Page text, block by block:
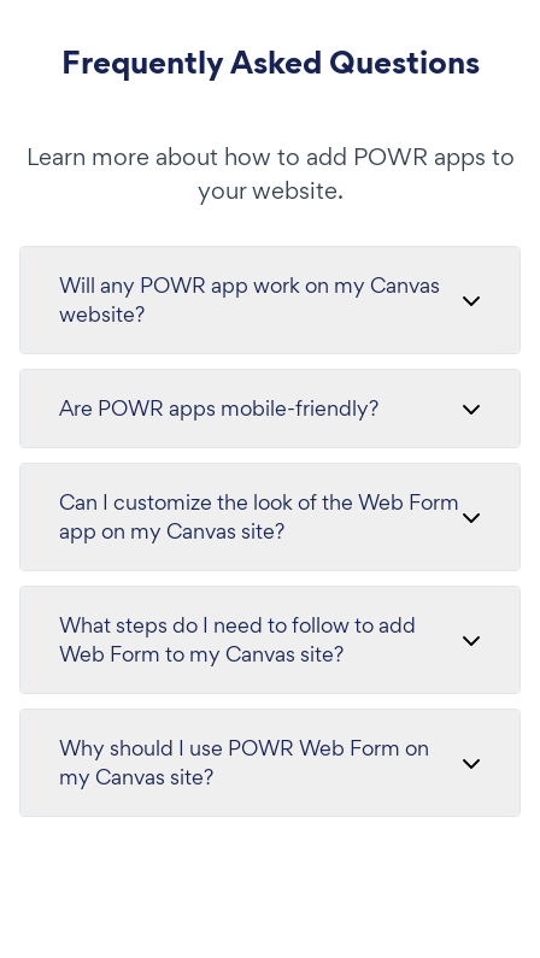
Frequently Asked Questions
Learn more about how to add POWR apps to
your website.
Will any POWR app work on my Canvas
website?
Are POWR apps mobile-friendly?
Can I customize the look of the Web Form
app on my Canvas site?
What steps do I need to follow to add
Web Form to my Canvas site?
Why should I use POWR Web Form on
my Canvas site?